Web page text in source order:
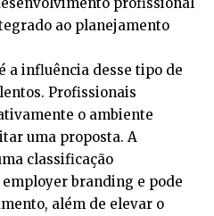
ao planejamento
a influência desse tipo de
Profissionais
o ambiente
uma proposta. A
classificação
branding e pode
além de elevar o